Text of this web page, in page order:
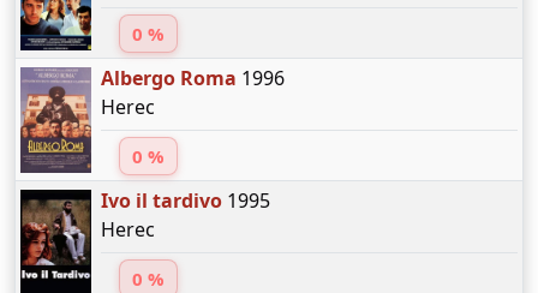
0 %
Albergo Roma 1996
Herec
0 %
Ivo il tardivo1995
Herec
0 %